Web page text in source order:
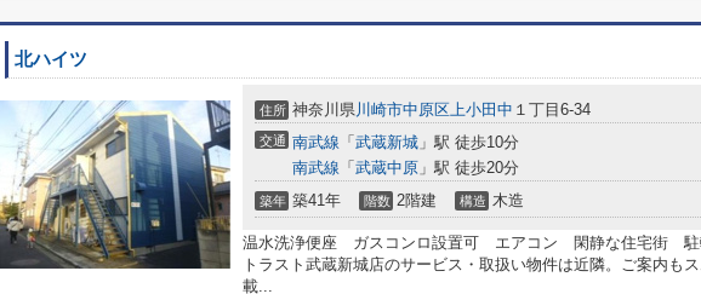
北ハイツ
住所 神奈川県川崎市中原区上小田中 １丁目6-34
交通 南武線 「 武蔵新城 」駅 徒歩10分
南武線 「 武蔵中原 」駅 徒歩20分
築年 築41年 階数 2階建 構造 木造
温水洗浄便座 ガスコンロ設置可 エアコン 閑静な住宅街 駐
トラスト武蔵新城店のサービス・取扱い物件は近隣。ご案内も
載...